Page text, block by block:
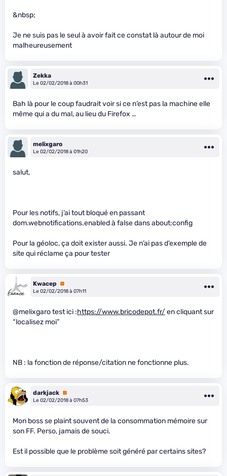
&nbsp;
Je ne suis pas le seul à avoir fait ce constat là autour de moi
malheureusement
Zekka
Le 02/02/2018 à 00h31
Bah là pour le coup faudrait voir si ce n’est pas la machine elle
même qui a du mal, au lieu du Firefox …
melixgaro
Le 02/02/2018 à 01h20
salut,
Pour les notifs, j’ai tout bloqué en passant
dom.webnotifications.enabled à false dans about:config
Pour la géoloc, ça doit exister aussi. Je n’ai pas d’exemple de
site qui réclame ça pour tester
Kwacep
Premium
Le 02/02/2018 à 07h11
@melixgaro test ici :https://www.bricodepot.fr/en cliquant sur
“localisez moi”
NB : la fonction de réponse/citation ne fonctionne plus.
darkjack Premium
Le 02/02/2018 à 07h53
Mon boss se plaint souvent de la consommation mémoire sur
son FF. Perso, jamais de souci.
Est il possible que le problème soit généré par certains sites?